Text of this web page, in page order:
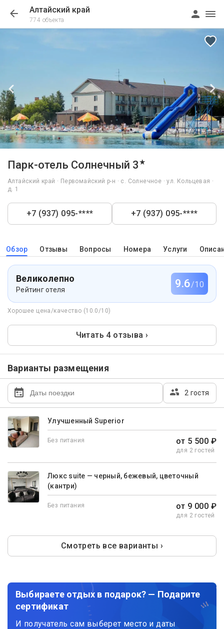
Алтайский край
774 объекта
Парк-отель Солнечный 3★
Алтайский край · Первомайский р-н · с. Солнечное · ул. Кольцевая ·
д. 1
+7 (937) 095-**** +7 (937) 095-****
Обзор Отзывы Вопросы Номера Услуги
Великолепно
Рейтинг отеля 9.6/10
Хорошее цена/качество (10.0/10)
Читать 4 отзыва ›
Варианты размещения
2 гостя
Улучшенный Superior
Без питания от 5 500 ₽
для 2 гостей
Люкс suite — черный, бежевый, цветочный
(кантри)
Без питания от 9 000 ₽
для 2 гостей
Смотреть все варианты ›
Выбираете отдых в подарок? — Подарите
сертификат
И получатель сам выберет место и даты